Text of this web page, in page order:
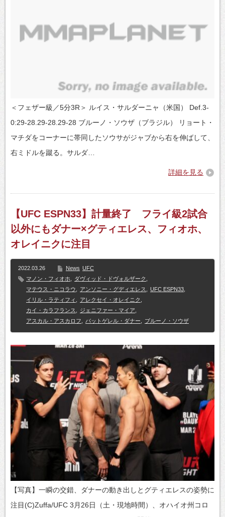
＜フェザー級／5分3R＞ ルイス・サルダーニャ（米国） Def.3-
0:29-28.29-28.29-28 ブルーノ・ソウザ（ブラジル） リョート・
マチダをコーナーに帯同したソウサがジャブから右を伸ばして、
右ミドルを蹴る。サルダ…
詳細を見る
【UFC ESPN33】計量終了 フライ級2試合
以外にもダナー×グティエレス、フィオホ、
オレイニクに注目
2022.03.26 News UFC
マノン・フィオホ
ダヴィッド・ドヴォルザーク
マテウス・ニコラウ
アンソニー・グディエレス UFC ESPN33
イリル・ラティフィ
アレクセイ・オレイニク
カイ・カラフランス
ジェニファー・マイア
アスカル・アスカロフ
バットゲレル・ダナー ブルーノ・ソウザ
【写真】一瞬の交錯、ダナーの動き出しとグティエレスの姿勢に
注目(C)Zuffa/UFC 3月26日（土・現地時間）、オハイオ州コロ